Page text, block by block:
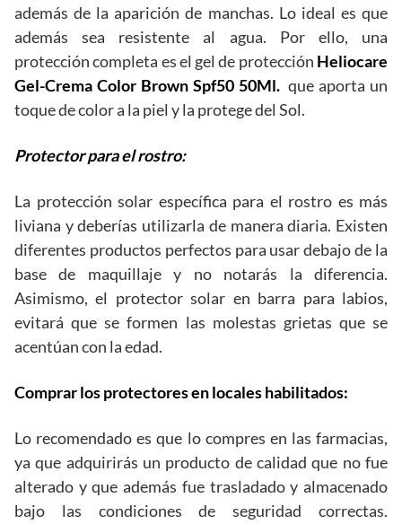
además de la aparición de manchas. Lo ideal es que
además sea resistente al agua. Por ello, una
protección completa es el gel de protección Heliocare
Gel-Crema Color Brown Spf50 50Ml.que aporta un
toque de color a la piel y la protege del Sol.
Protector para el rostro:
La protección solar específica para el rostro es más
liviana y deberías utilizarla de manera diaria. Existen
diferentes productos perfectos para usar debajo de la
base de maquillaje y no notarás la diferencia.
Asimismo, el protector solar en barra para labios,
evitará que se formen las molestas grietas que se
acentúan con la edad.
Comprar los protectores en locales habilitados:
Lo recomendado es que lo compres en las farmacias,
ya que adquirirás un producto de calidad que no fue
alterado y que además fue trasladado y almacenado
bajo las condiciones de seguridad correctas.